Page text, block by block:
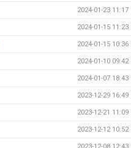
2024-01-23 11:17
2024-01-15 11:23
2024-01-15 10:36
2024-01-10 09:42
2024-01-07 18:43
2023-12-29 16:49
2023-12-21 11:09
2023-12-12 10:52